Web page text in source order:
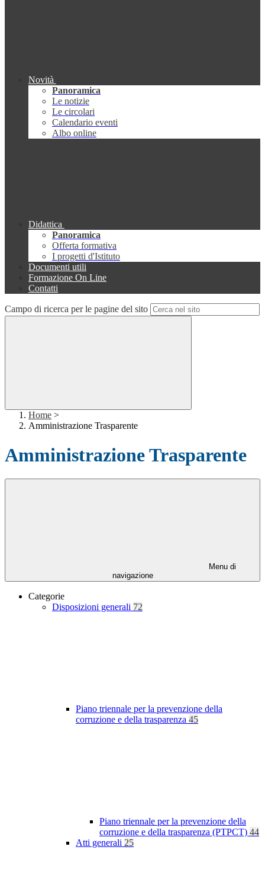
Novità
Panoramica
Le notizie
Le circolari
Calendario eventi
Albo online
Didattica
Panoramica
Offerta formativa
I progetti d'Istituto
Documenti utili
Formazione On Line
Contatti
Campo di ricerca per le pagine del sito
Home >
Amministrazione Trasparente
Amministrazione Trasparente
Menu di
navigazione
Categorie
Disposizioni generali 72
Piano triennale per la prevenzione della
corruzione e della trasparenza 45
Piano triennale per la prevenzione della
corruzione e della trasparenza (PTPCT) 44
Atti generali 25